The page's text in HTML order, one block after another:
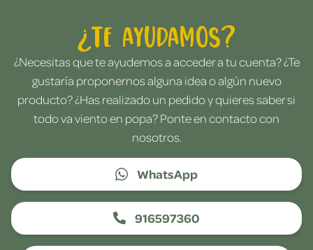
¿Te ayudamos?
¿Necesitas que te ayudemos a acceder a tu cuenta? ¿Te
gustaría proponernos alguna idea o algún nuevo
producto? ¿Has realizado un pedido y quieres saber si
todo va viento en popa? Ponte en contacto con
nosotros.
WhatsApp
916597360